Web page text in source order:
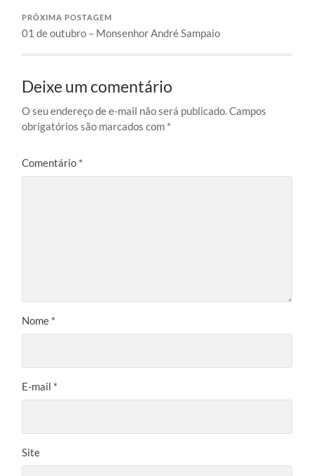
PRÓXIMA POSTAGEM
01 de outubro – Monsenhor André Sampaio
Deixe um comentário
O seu endereço de e-mail não será publicado.Campos
obrigatórios são marcados com *
Comentário *
Nome *
E-mail *
Site